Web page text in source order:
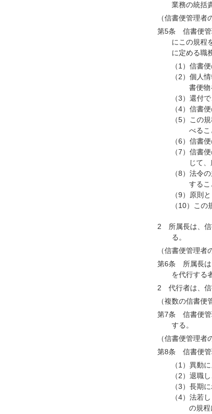
業務の統括
（信書便管理者
第5条 信書便管
にこの規程
に定める職
（1）信書
（2）個人
書便物
（3）還付
（4）信書
（5）この
べるこ
（6）信書
（7）信書
じて
（8）法令
するこ
（9）原則
（10）この
2 所属長は、信
る。
（信書便管理者
第6条 所属長は
を代行する
2 代行者は、信
（複数の信書便
第7条 信書便管
する。
（信書便管理者
第8条 信書便管
（1）異動
（2）退職
（3）長期
（4）法若
の規